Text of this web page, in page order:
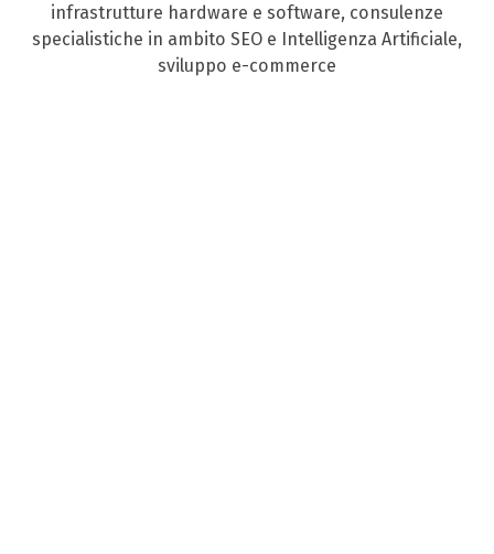
infrastrutture hardware e software, consulenze
specialistiche in ambito SEO e Intelligenza Artificiale,
sviluppo e-commerce